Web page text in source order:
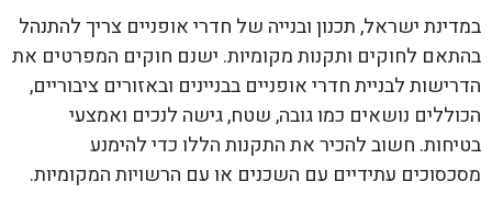
במדינת ישראל, תכנון ובנייה של חדרי אופניים צריך להתנהל
בהתאם לחוקים ותקנות מקומיות. ישנם חוקים המפרטים את
הדרישות לבניית חדרי אופניים בבניינים ובאזורים ציבוריים,
הכוללים נושאים כמו גובה, שטח, גישה לנכים ואמצעי
בטיחות. חשוב להכיר את התקנות הללו כדי להימנע
מסכסוכים עתידיים עם השכנים או עם הרשויות המקומיות.